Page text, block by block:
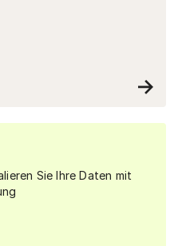
Sie Ihre Daten mit